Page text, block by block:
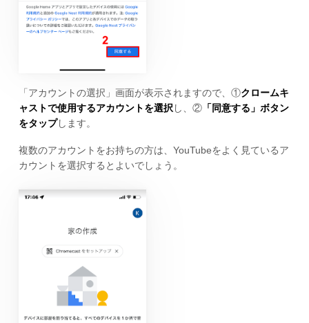
「アカウントの選択」画面が表示されますので、①クロームキ
ャストで使用するアカウントを選択 し、②「同意する」ボタン
をタップします。
複数のアカウントをお持ちの方は、YouTubeをよく見ているア
カウントを選択するとよいでしょう。